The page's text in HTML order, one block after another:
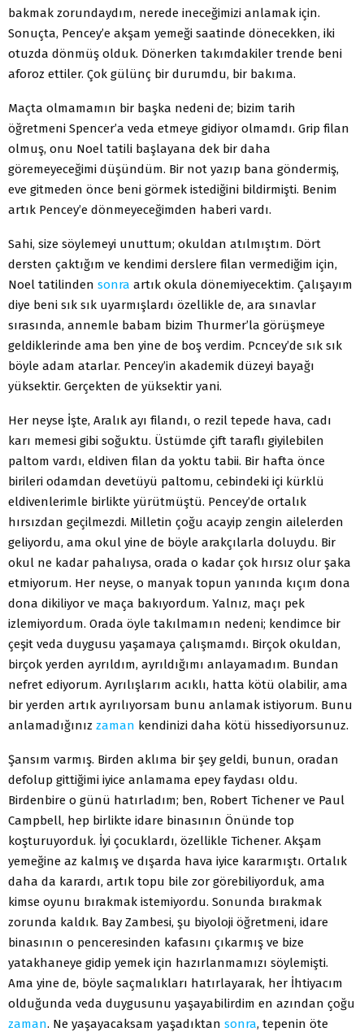
bakmak zorundaydım, nerede ineceğimizi anlamak için.
Sonuçta, Pencey’e akşam yemeği saatinde dönecekken, iki
otuzda dönmüş olduk. Dönerken takımdakiler trende beni
aforoz ettiler. Çok gülünç bir durumdu, bir bakıma.
Maçta olmamamın bir başka nedeni de; bizim tarih
öğretmeni Spencer’a veda etmeye gidiyor olmamdı. Grip filan
olmuş, onu Noel tatili başlayana dek bir daha
göremeyeceğimi düşündüm. Bir not yazıp bana göndermiş,
eve gitmeden önce beni görmek istediğini bildirmişti. Benim
artık Pencey’e dönmeyeceğimden haberi vardı.
Sahi, size söylemeyi unuttum; okuldan atılmıştım. Dört
dersten çaktığım ve kendimi derslere filan vermediğim için,
Noel tatilinden sonra artık okula dönemiyecektim. Çalışayım
diye beni sık sık uyarmışlardı özellikle de, ara sınavlar
sırasında, annemle babam bizim Thurmer’la görüşmeye
geldiklerinde ama ben yine de boş verdim. Pcncey’de sık sık
böyle adam atarlar. Pencey’in akademik düzeyi bayağı
yüksektir. Gerçekten de yüksektir yani.
Her neyse İşte, Aralık ayı filandı, o rezil tepede hava, cadı
karı memesi gibi soğuktu. Üstümde çift taraflı giyilebilen
paltom vardı, eldiven filan da yoktu tabii. Bir hafta önce
birileri odamdan devetüyü paltomu, cebindeki içi kürklü
eldivenlerimle birlikte yürütmüştü. Pencey’de ortalık
hırsızdan geçilmezdi. Milletin çoğu acayip zengin ailelerden
geliyordu, ama okul yine de böyle arakçılarla doluydu. Bir
okul ne kadar pahalıysa, orada o kadar çok hırsız olur şaka
etmiyorum. Her neyse, o manyak topun yanında kıçım dona
dona dikiliyor ve maça bakıyordum. Yalnız, maçı pek
izlemiyordum. Orada öyle takılmamın nedeni; kendimce bir
çeşit veda duygusu yaşamaya çalışmamdı. Birçok okuldan,
birçok yerden ayrıldım, ayrıldığımı anlayamadım. Bundan
nefret ediyorum. Ayrılışlarım acıklı, hatta kötü olabilir, ama
bir yerden artık ayrılıyorsam bunu anlamak istiyorum. Bunu
anlamadığınız zaman kendinizi daha kötü hissediyorsunuz.
Şansım varmış. Birden aklıma bir şey geldi, bunun, oradan
defolup gittiğimi iyice anlamama epey faydası oldu.
Birdenbire o günü hatırladım; ben, Robert Tichener ve Paul
Campbell, hep birlikte idare binasının Önünde top
koşturuyorduk. İyi çocuklardı, özellikle Tichener. Akşam
yemeğine az kalmış ve dışarda hava iyice kararmıştı. Ortalık
daha da karardı, artık topu bile zor görebiliyorduk, ama
kimse oyunu bırakmak istemiyordu. Sonunda bırakmak
zorunda kaldık. Bay Zambesi, şu biyoloji öğretmeni, idare
binasının o penceresinden kafasını çıkarmış ve bize
yatakhaneye gidip yemek için hazırlanmamızı söylemişti.
Ama yine de, böyle saçmalıkları hatırlayarak, her İhtiyacım
olduğunda veda duygusunu yaşayabilirdim en azından çoğu
zaman. Ne yaşayacaksam yaşadıktan sonra, tepenin öte